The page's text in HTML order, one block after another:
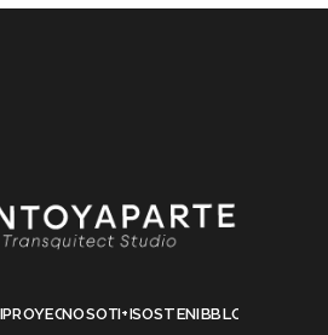
PROYECTOSNOSOTROS
I+DSOSTENIBILIDAD
BLOG